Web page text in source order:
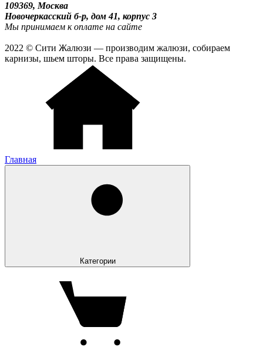
109369, Москва
Новочеркасский б-р, дом 41, корпус 3
Мы принимаем к оплате на сайте
2022 © Сити Жалюзи — производим жалюзи, собираем
карнизы, шьем шторы. Все права защищены.
Главная
Категории